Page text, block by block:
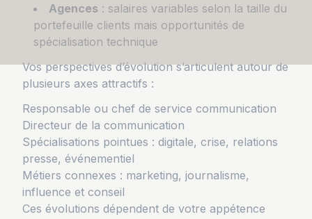
Agences : salaires variables selon la taille du
portefeuille clients mais opportunités de
spécialisation technique
Vos perspectives d’évolution s’articulent autour de
plusieurs axes attractifs :
Responsable ou chef de service communication
Directeur de la communication
Spécialisations pointues : digitale, crise, relations
presse, événementiel
Métiers connexes : marketing, journalisme,
influence et conseil
Ces évolutions dépendent de votre appétence